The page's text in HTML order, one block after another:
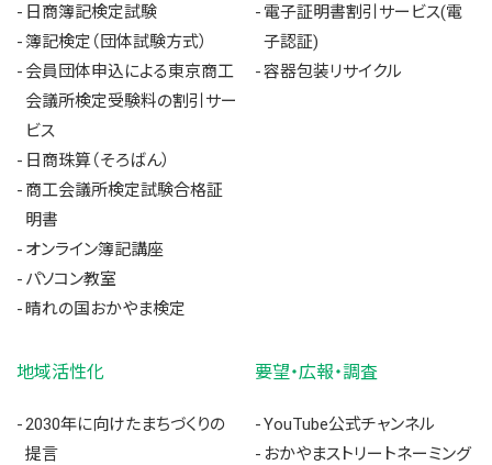
日商簿記検定試験
簿記検定（団体試験方式）
会員団体申込による東京商工
会議所検定受験料の割引サー
ビス
日商珠算（そろばん）
商工会議所検定試験合格証
明書
オンライン簿記講座
パソコン教室
晴れの国おかやま検定
電子証明書割引サービス(電
子認証)
容器包装リサイクル
地域活性化
2030年に向けたまちづくりの
提言
要望・広報・調査
YouTube公式チャンネル
おかやまストリートネーミング